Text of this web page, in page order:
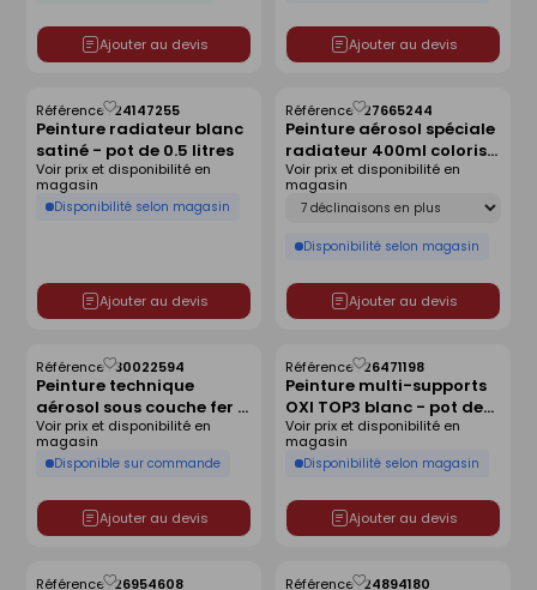
Ajouter au devis Ajouter au devis
Peinture radiateur blanc
satiné - pot de 0.5 litres
Référence :24147255
Disponibilité selon magasin
Voir prix et disponibilité en
magasin
Ajouter au devis
Enregistrer
comme
liste
Peinture aérosol spéciale
radiateur 400ml coloris
blanc satiné
Référence :27665244
Déclinaison
Disponibilité selon magasin
Voir prix et disponibilité en
magasin
Ajouter au devis
Enregistrer
comme
liste
Peinture technique
aérosol sous couche fer -
bombe de 400ml
Référence :30022594
Disponible sur commande
Voir prix et disponibilité en
magasin
Ajouter au devis
Enregistrer
comme
liste
Peinture multi-supports
OXI TOP3 blanc - pot de
0,5l
Référence :26471198
Disponibilité selon magasin
Voir prix et disponibilité en
magasin
Ajouter au devis
Enregistrer
comme
liste
Référence :26954608 Référence :24894180